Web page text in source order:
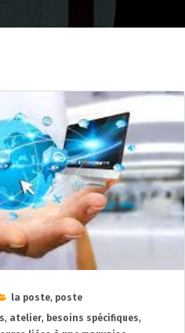
la poste, poste
, atelier, besoins spécifiques,